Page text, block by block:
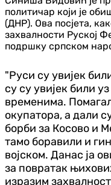
политичар који је
(ДНР). Ова посјета,
захвалности Руској
подршку српском
"Руси су увијек
су су увијек били
временима.
окупатора, а дали
борби за Косово и
тамо боравили и
војском. Данас ја
за повратак
изразим